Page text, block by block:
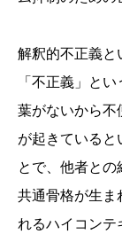
解釈的不正義と
「不正義」と
葉がないから不
が起きていると
とで、他者と
共通骨格が生ま
れるハイコンテ